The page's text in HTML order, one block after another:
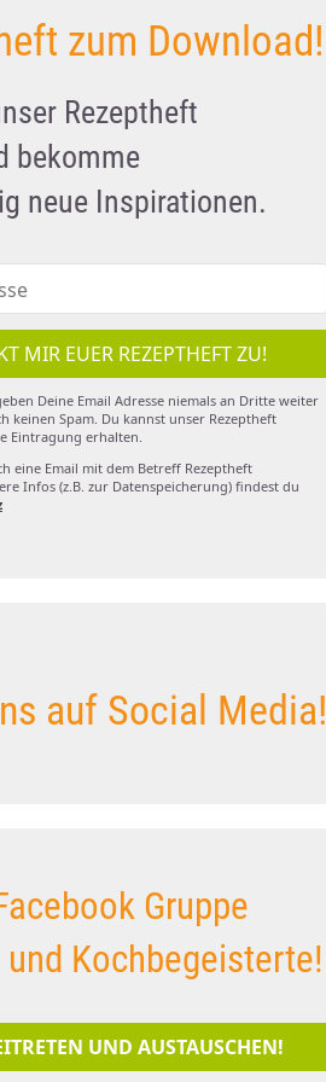
zum Download!
Rezeptheft
bekomme
neue Inspirationen.
MIR EUER REZEPTHEFT ZU!
Deine Email Adresse niemals an Dritte weiter
keinen Spam. Du kannst unser Rezeptheft
Eintragung erhalten.
eine Email mit dem Betreff Rezeptheft
Infos (z.B. zur Datenspeicherung) findest du
auf Social Media!
Gruppe
und Kochbegeisterte!
UND AUSTAUSCHEN!